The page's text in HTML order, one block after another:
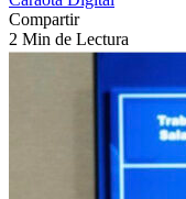
Compartir
2 Min de Lectura